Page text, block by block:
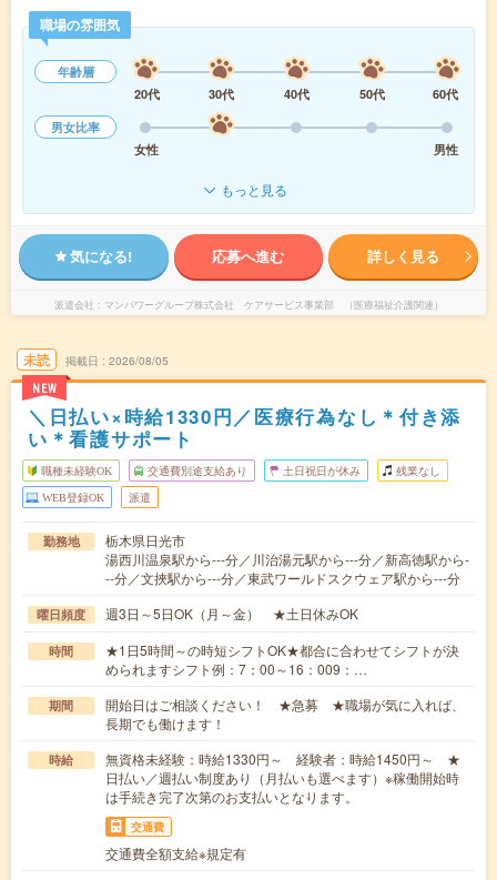
職場の雰囲気
年齢層
20代
30代 40代 50代
60代
男女比率
女性
男性
もっと見る
気になる! 応募へ進む 詳しく見る
派遣会社 マンパワーグループ株式会社 ケアサービス事業部 （医療福祉介護関連）
未読
NEW
掲載日 2026/08/05
＼日払い×時給1330円／医療行為なし＊付き添
い＊看護サポート
職種未経験OK 交通費別途支給あり 土日祝日が休み 残業なし
WEB登録OK 派遣
勤務地
栃木県日光市
湯西川温泉駅から---分／川治湯元駅から---分／新高徳駅から-
--分／文挾駅から---分／東武ワールドスクウェア駅から---分
曜日頻度 週3日～5日OK（月～金） ★土日休みOK
時間
★1日5時間～の時短シフトOK★都合に合わせてシフトが決
められますシフト例：7：00～16：009：…
期間
開始日はご相談ください！ ★急募 ★職場が気に入れば、
長期でも働けます！
時給
無資格未経験：時給1330円～ 経験者：時給1450円～ ★
日払い／週払い制度あり（月払いも選べます）※稼働開始時
は手続き完了次第のお支払いとなります。
交通費
交通費全額支給※規定有